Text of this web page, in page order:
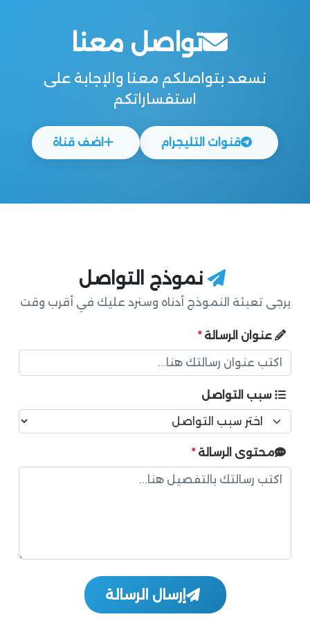
تواصل معنا
نسعد بتواصلكم معنا والإجابة على
استفساراتكم
قنوات التليجرام اضف قناة
نموذج التواصل
يرجى تعبئة النموذج أدناه وسنرد عليك في أقرب وقت
عنوان الرسالة*
سبب التواصل
محتوى الرسالة*
إرسال الرسالة